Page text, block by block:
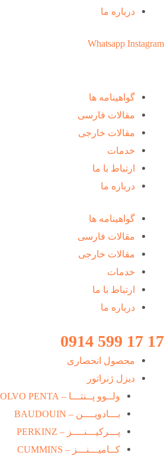
درباره ما
Whatsapp Instagram
گواهینامه ها
مقالات فارسی
مقالات خارجی
خدمات
ارتباط با ما
درباره ما
گواهینامه ها
مقالات فارسی
مقالات خارجی
خدمات
ارتباط با ما
درباره ما
17 17 599 0914
محصول انحصاری
دیزل ژنراتور
ولــوو پــنتـــا – VOLVO PENTA
بـــادویــــن – BAUDOUIN
پـــرکیـــنــــز – PERKINZ
کــامیـــنـــز – CUMMINS